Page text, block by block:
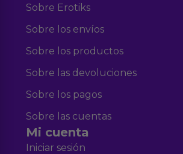
Sobre Erotiks
Sobre los envíos
Sobre los productos
Sobre las devoluciones
Sobre los pagos
Sobre las cuentas
Mi cuenta
Iniciar sesión